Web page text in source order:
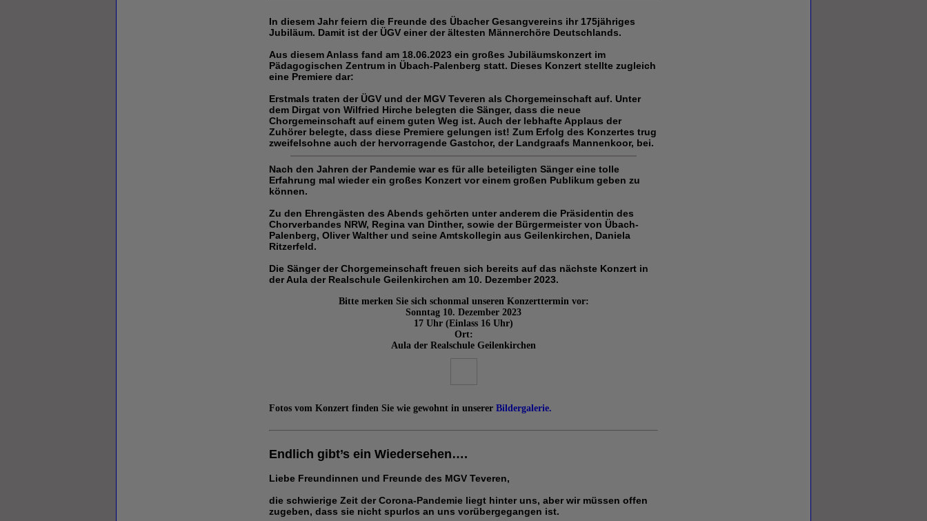
In diesem Jahr feiern die Freunde des Übacher Gesangvereins ihr 175jähriges
Jubiläum. Damit ist der ÜGV einer der ältesten Männerchöre Deutschlands.
Aus diesem Anlass fand am 18.06.2023 ein großes Jubiläumskonzert im
Pädagogischen Zentrum in Übach-Palenberg statt. Dieses Konzert stellte zugleich
eine Premiere dar:
Erstmals traten der ÜGV und der MGV Teveren als Chorgemeinschaft auf. Unter
dem Dirgat von Wilfried Hirche belegten die Sänger, dass die neue
Chorgemeinschaft auf einem guten Weg ist. Auch der lebhafte Applaus der
Zuhörer belegte, dass diese Premiere gelungen ist! Zum Erfolg des Konzertes trug
zweifelsohne auch der hervorragende Gastchor, der Landgraafs Mannenkoor, bei.
Nach den Jahren der Pandemie war es für alle beteiligten Sänger eine tolle
Erfahrung mal wieder ein großes Konzert vor einem großen Publikum geben zu
können.
Zu den Ehrengästen des Abends gehörten unter anderem die Präsidentin des
Chorverbandes NRW, Regina van Dinther, sowie der Bürgermeister von Übach-
Palenberg, Oliver Walther und seine Amtskollegin aus Geilenkirchen, Daniela
Ritzerfeld.
Die Sänger der Chorgemeinschaft freuen sich bereits auf das nächste Konzert in
der Aula der Realschule Geilenkirchen am 10. Dezember 2023.
Bitte merken Sie sich schonmal unseren Konzerttermin vor:
Sonntag 10. Dezember 2023
17 Uhr (Einlass 16 Uhr)
Ort:
Aula der Realschule Geilenkirchen
Fotos vom Konzert finden Sie wie gewohnt in unserer Bildergalerie.
Endlich gibt’s ein Wiedersehen….
Liebe Freundinnen und Freunde des MGV Teveren,
die schwierige Zeit der Corona-Pandemie liegt hinter uns, aber wir müssen offen
zugeben, dass sie nicht spurlos an uns vorübergegangen ist.